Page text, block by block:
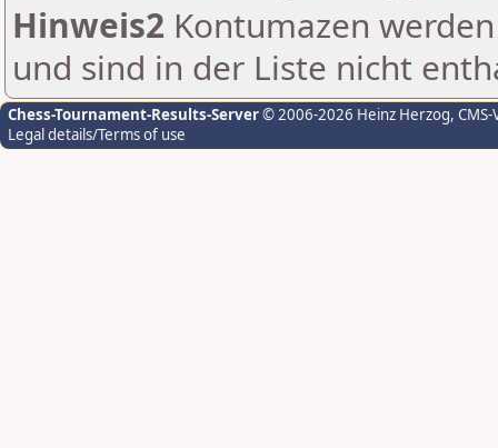
Hinweis2 Kontumazen
und sind in der Liste nicht
Chess-Tournament-Results-Server© 2006-2026 Heinz Herzog,
Legal details/Terms of use